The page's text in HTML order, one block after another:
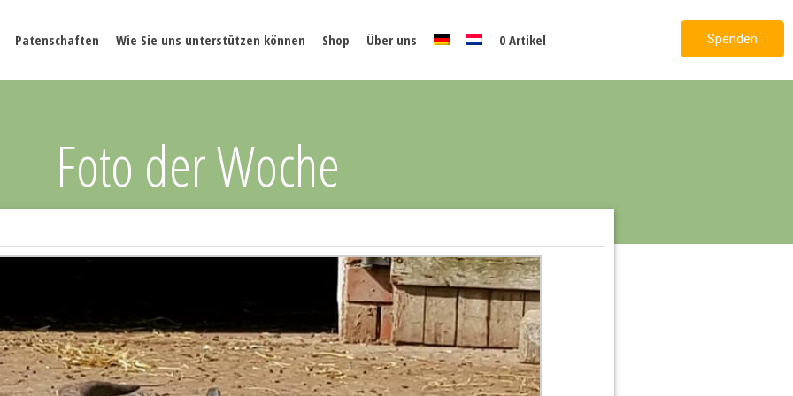
Patenschaften Wie Sie uns unterstützen können Shop Über uns 0 Artikel Spenden
Foto der Woche